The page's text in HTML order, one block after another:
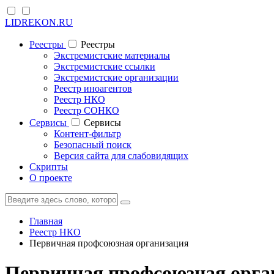
LIDREKON.RU
Реестры
Реестры
Экстремистские материалы
Экстремистские ссылки
Экстремистские организации
Реестр иноагентов
Реестр НКО
Реестр СОНКО
Cервисы
Cервисы
Контент-фильтр
Безопасный поиск
Версия сайта для слабовидящих
Скрипты
О проекте
Главная
Реестр НКО
Первичная профсоюзная организация